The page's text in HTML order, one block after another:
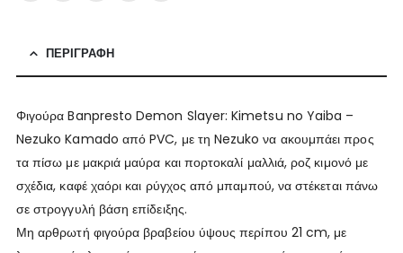
ΠΕΡΙΓΡΑΦΉ
Φιγούρα Banpresto Demon Slayer: Kimetsu no Yaiba –
Nezuko Kamado από PVC, με τη Nezuko να ακουμπάει προς
τα πίσω με μακριά μαύρα και πορτοκαλί μαλλιά, ροζ κιμονό με
σχέδια, καφέ χαόρι και ρύγχος από μπαμπού, να στέκεται πάνω
σε στρογγυλή βάση επίδειξης.
Μη αρθρωτή φιγούρα βραβείου ύψους περίπου 21 cm, με